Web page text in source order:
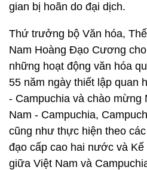
gian bị hoãn do đại dịch.
Thứ trưởng bộ Văn hóa,
Nam Hoàng Đạo Cương
những hoạt động văn hóa
55 năm ngày thiết lập quan
- Campuchia và chào mừng
Nam - Campuchia,
cũng như thực hiện theo
đạo cấp cao hai nước và
giữa Việt Nam và